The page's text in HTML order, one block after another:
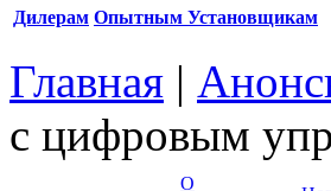
Дилерам Опытным Установщикам
Главная |
с цифровым
О